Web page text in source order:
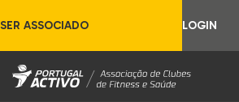
SER ASSOCIADO LOGIN